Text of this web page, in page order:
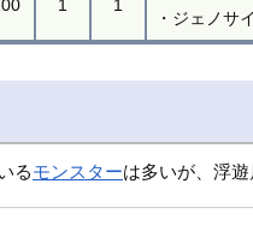
1 1
・ジェノサ
るモンスターは多いが、浮